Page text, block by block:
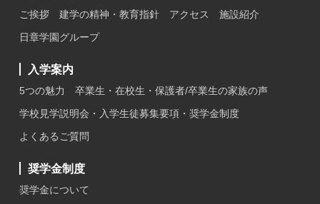
ご挨拶 建学の精神・教育指針 アクセス
施設紹介
日章学園グループ
入学案内
5つの魅力
卒業生・在校生・保護者/卒業生の家族の声
学校見学説明会・入学生徒募集要項・奨学金制度
よくあるご質問
奨学金制度
奨学金について